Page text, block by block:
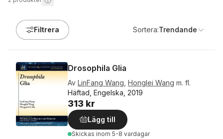
Filtrera Sortera:Trendande
Drosophila Glia
Av LinFang Wang Honglei Wang m. fl.
Häftad, Engelska, 2019
313 kr
Lägg till
Skickas inom 5-8 vardagar